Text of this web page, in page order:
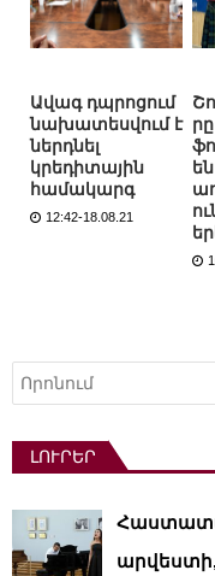
Ավագ դպրոցում
նախատեսվում է
ներդնել
կրեդիտային
համակարգ
12:42-18.08.21
Որոնել
ԼՈՒՐԵՐ